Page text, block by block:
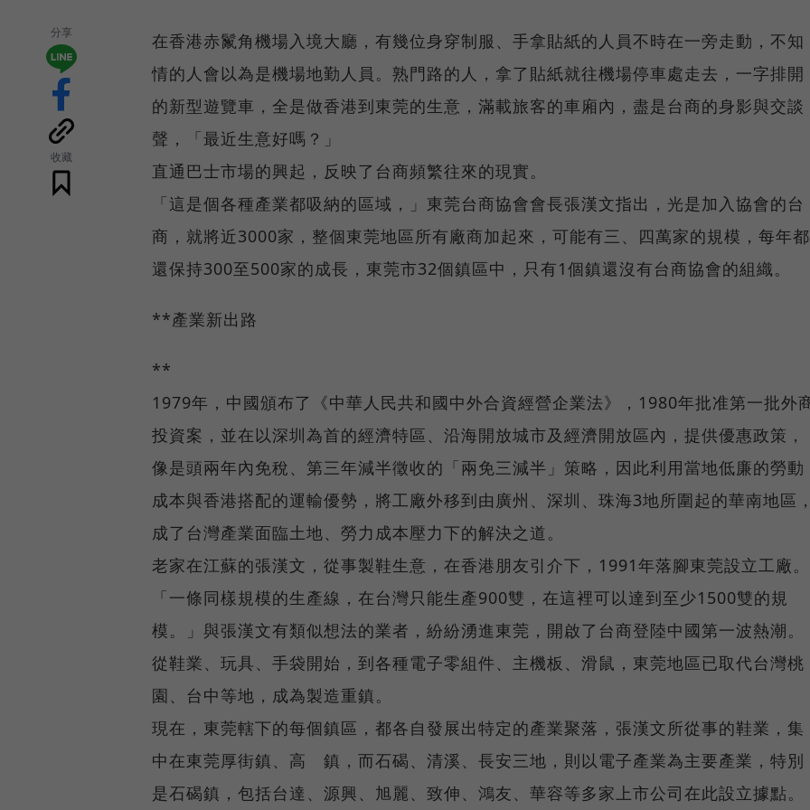
分享
收藏
在香港赤鬣角機場入境大廳，有幾位身穿制服、手拿貼紙的人員不時在一旁走動，不知
情的人會以為是機場地勤人員。熟門路的人，拿了貼紙就往機場停車處走去，一字排開
的新型遊覽車，全是做香港到東莞的生意，滿載旅客的車廂內，盡是台商的身影與交談
聲，「最近生意好嗎？」
直通巴士市場的興起，反映了台商頻繁往來的現實。
「這是個各種產業都吸納的區域，」東莞台商協會會長張漢文指出，光是加入協會的台
商，就將近3000家，整個東莞地區所有廠商加起來，可能有三、四萬家的規模，每年都
還保持300至500家的成長，東莞市32個鎮區中，只有1個鎮還沒有台商協會的組織。
**產業新出路
**
1979年，中國頒布了《中華人民共和國中外合資經營企業法》，1980年批准第一批外
投資案，並在以深圳為首的經濟特區、沿海開放城市及經濟開放區內，提供優惠政策，
像是頭兩年內免稅、第三年減半徵收的「兩免三減半」策略，因此利用當地低廉的勞動
成本與香港搭配的運輸優勢，將工廠外移到由廣州、深圳、珠海3地所圍起的華南地區
成了台灣產業面臨土地、勞力成本壓力下的解決之道。
老家在江蘇的張漢文，從事製鞋生意，在香港朋友引介下，1991年落腳東莞設立工廠。
「一條同樣規模的生產線，在台灣只能生產900雙，在這裡可以達到至少1500雙的規
模。」與張漢文有類似想法的業者，紛紛湧進東莞，開啟了台商登陸中國第一波熱潮。
從鞋業、玩具、手袋開始，到各種電子零組件、主機板、滑鼠，東莞地區已取代台灣桃
園、台中等地，成為製造重鎮。
現在，東莞轄下的每個鎮區，都各自發展出特定的產業聚落，張漢文所從事的鞋業，集
中在東莞厚街鎮、高 鎮，而石碣、清溪、長安三地，則以電子產業為主要產業，特別
是石碣鎮，包括台達、源興、旭麗、致伸、鴻友、華容等多家上市公司在此設立據點。